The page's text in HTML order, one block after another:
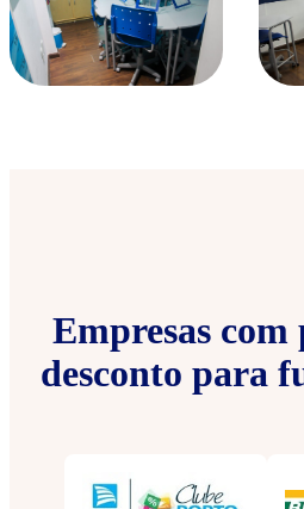
Empresas
desconto para